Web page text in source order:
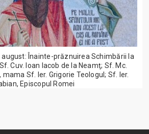
Înainte-prăznuirea Schimbării la
Cuv. Ioan Iacob de la Neamţ; Sf. Mc.
mama Sf. Ier. Grigorie Teologul; Sf. Ier.
Episcopul Romei